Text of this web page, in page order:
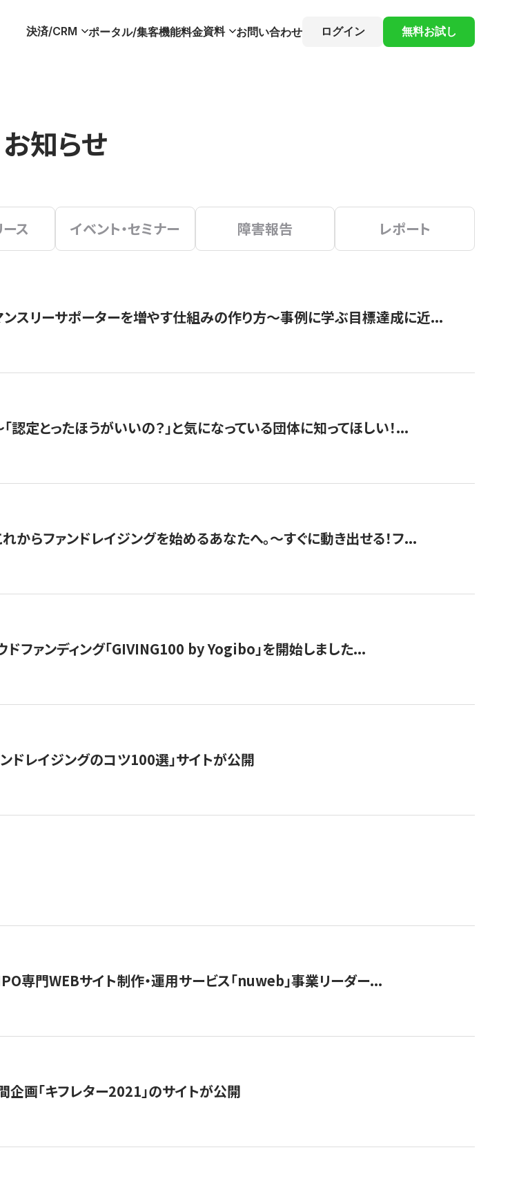
決済/CRM ポータル/集客機能料金資料 お問い合わせ ログイン 無料お試し
お知らせ
ス イベント・セミナー 障害報告 レポート
マンスリーサポーターを増やす仕組みの作り方〜事例に学ぶ目標達成に近...
「認定とったほうがいいの？」と気になっている団体に知ってほしい！...
れからファンドレイジングを始めるあなたへ。〜すぐに動き出せる！フ...
ファンディング「GIVING100 by Yogibo」を開始しました...
ドレイジングのコツ100選」サイトが公開
NPO専門WEBサイト制作・運用サービス「nuweb」事業リーダー...
画「キフレター2021」のサイトが公開